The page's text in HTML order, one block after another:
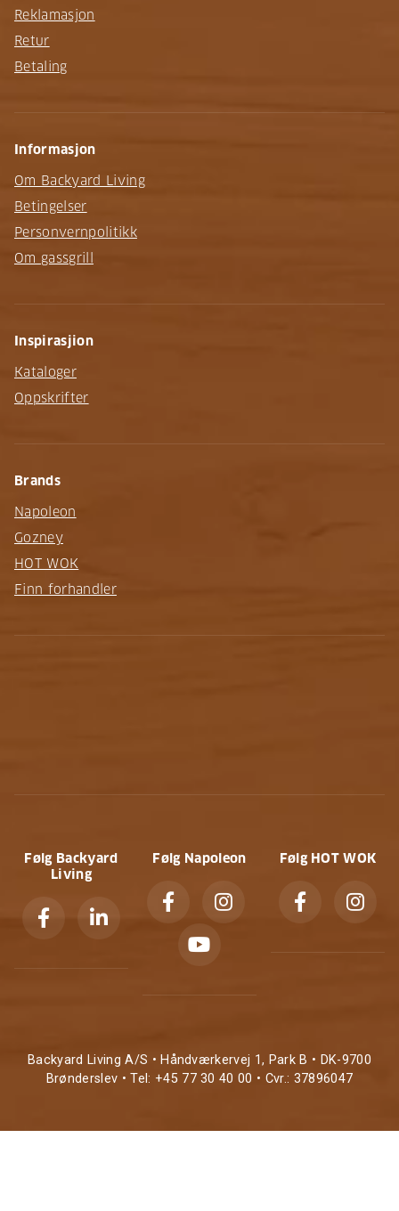
Reklamasjon
Retur
Betaling
Informasjon
Om Backyard Living
Betingelser
Personvernpolitikk
Om gassgrill
Inspirasjion
Kataloger
Oppskrifter
Brands
Napoleon
Gozney
HOT WOK
Finn forhandler
Følg Backyard
Living
Følg Napoleon Følg HOT WOK
Backyard Living A/S • Håndværkervej 1, Park B • DK-9700
Brønderslev • Tel: +45 77 30 40 00 • Cvr.: 37896047